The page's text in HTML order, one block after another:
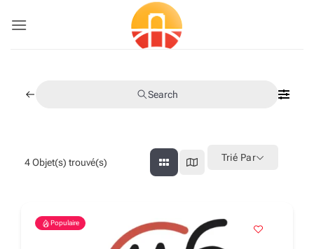
Search
4Objet(s) trouvé(s) Trié Par
Populaire